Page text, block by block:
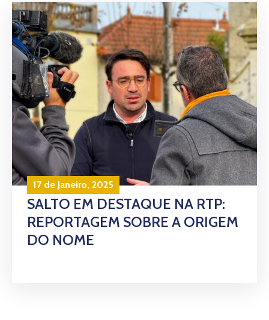
17 de Janeiro, 2025
SALTO EM DESTAQUE NA RTP:
REPORTAGEM SOBRE A ORIGEM
DO NOME